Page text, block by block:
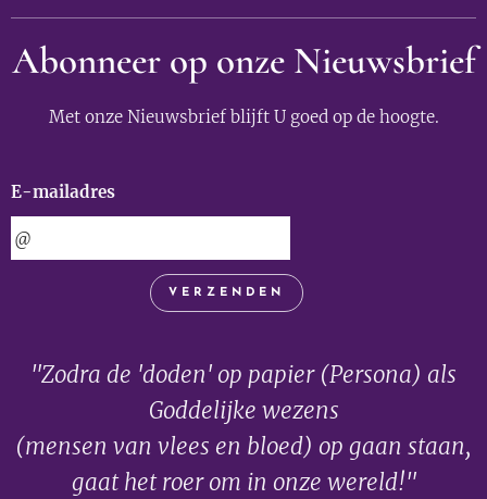
Abonneer op onze Nieuwsbrief
Met onze Nieuwsbrief blijft U goed op de hoogte.
E-mailadres
VERZENDEN
"Zodra de 'doden' op papier (Persona) als
Goddelijke wezens
(mensen van vlees en bloed) op gaan staan,
gaat het roer om in onze wereld!"